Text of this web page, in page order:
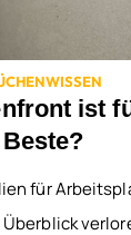
ist
Beste?
für